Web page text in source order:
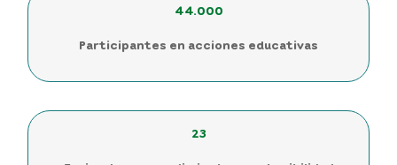
44.000
Participantes en acciones educativas
23